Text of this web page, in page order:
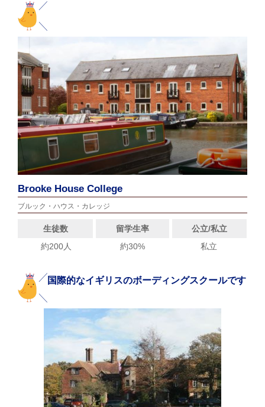
Brooke House College
ブルック・ハウス・カレッジ
生徒数 留学生率
公立/私立
約200人
約30% 私立
国際的なイギリスのボーディングスクールです